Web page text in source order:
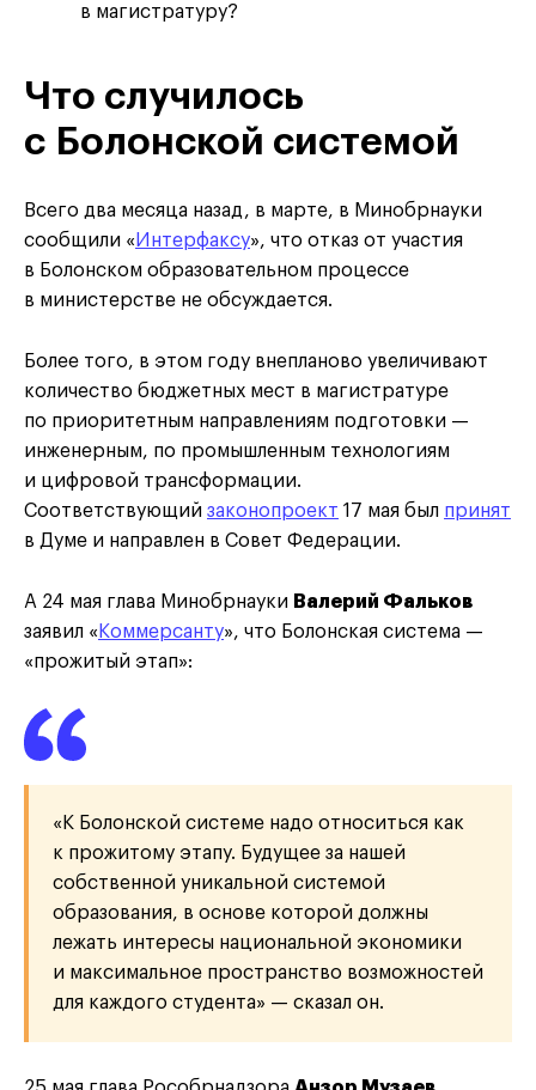
в магистратуру?
Что случилось
с Болонской системой
Всего два месяца назад, в марте, в Минобрнауки
сообщили « Интерфаксу», что отказ от участия
в Болонском образовательном процессе
в министерстве не обсуждается.
Более того, в этом году внепланово увеличивают
количество бюджетных мест в магистратуре
по приоритетным направлениям подготовки —
инженерным, по промышленным технологиям
и цифровой трансформации.
Соответствующий законопроект 17 мая был принят
в Думе и направлен в Совет Федерации.
А 24 мая глава Минобрнауки Валерий Фальков
заявил « Коммерсанту», что Болонская система —
«прожитый этап»:
«К Болонской системе надо относиться как
к прожитому этапу. Будущее за нашей
собственной уникальной системой
образования, в основе которой должны
лежать интересы национальной экономики
и максимальное пространство возможностей
для каждого студента» — сказал он.